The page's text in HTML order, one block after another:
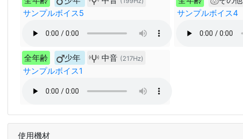
サンプルボイス5 サンプルボイス4
全年齢 少年 中音 (217Hz)
サンプルボイス1
使用機材